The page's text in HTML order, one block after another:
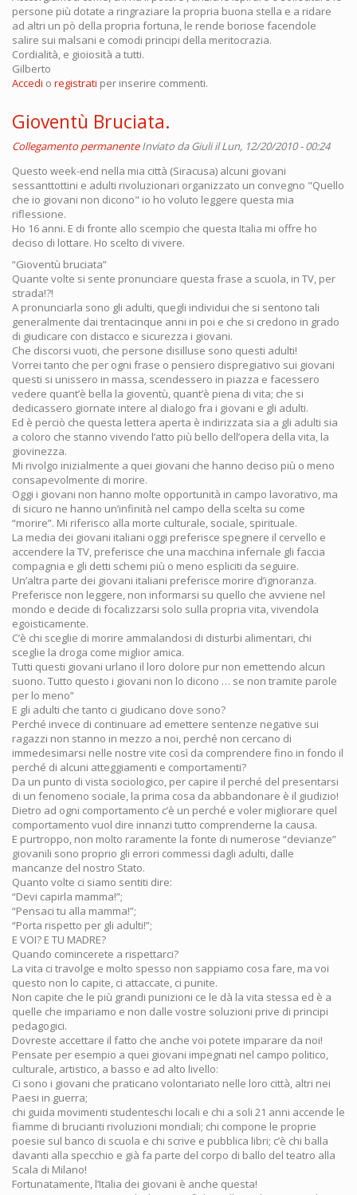
persone più dotate a ringraziare la propria buona stella e a ridare
ad altri un pò della propria fortuna, le rende boriose facendole
salire sui malsani e comodi principi della meritocrazia.
Cordialità, e gioiosità a tutti.
Gilberto
Accedi o registrati per inserire commenti.
Gioventù Bruciata.
Collegamento permanente Inviato daGiuliil Lun, 12/20/2010 - 00:24
Questo week-end nella mia città (Siracusa) alcuni giovani
sessanttottini e adulti rivoluzionari organizzato un convegno "Quello
che io giovani non dicono" io ho voluto leggere questa mia
riflessione.
Ho 16 anni. E di fronte allo scempio che questa Italia mi offre ho
deciso di lottare. Ho scelto di vivere.
“Gioventù bruciata”
Quante volte si sente pronunciare questa frase a scuola, in TV, per
strada!?!
A pronunciarla sono gli adulti, quegli individui che si sentono tali
generalmente dai trentacinque anni in poi e che si credono in grado
di giudicare con distacco e sicurezza i giovani.
Che discorsi vuoti, che persone disilluse sono questi adulti!
Vorrei tanto che per ogni frase o pensiero dispregiativo sui giovani
questi si unissero in massa, scendessero in piazza e facessero
vedere quant’è bella la gioventù, quant’è piena di vita; che si
dedicassero giornate intere al dialogo fra i giovani e gli adulti.
Ed è perciò che questa lettera aperta è indirizzata sia a gli adulti sia
a coloro che stanno vivendo l’atto più bello dell’opera della vita, la
giovinezza.
Mi rivolgo inizialmente a quei giovani che hanno deciso più o meno
consapevolmente di morire.
Oggi i giovani non hanno molte opportunità in campo lavorativo, ma
di sicuro ne hanno un’infinità nel campo della scelta su come
“morire”. Mi riferisco alla morte culturale, sociale, spirituale.
La media dei giovani italiani oggi preferisce spegnere il cervello e
accendere la TV, preferisce che una macchina infernale gli faccia
compagnia e gli detti schemi più o meno espliciti da seguire.
Un’altra parte dei giovani italiani preferisce morire d’ignoranza.
Preferisce non leggere, non informarsi su quello che avviene nel
mondo e decide di focalizzarsi solo sulla propria vita, vivendola
egoisticamente.
C’è chi sceglie di morire ammalandosi di disturbi alimentari, chi
sceglie la droga come miglior amica.
Tutti questi giovani urlano il loro dolore pur non emettendo alcun
suono. Tutto questo i giovani non lo dicono … se non tramite parole
per lo meno”
E gli adulti che tanto ci giudicano dove sono?
Perché invece di continuare ad emettere sentenze negative sui
ragazzi non stanno in mezzo a noi, perché non cercano di
immedesimarsi nelle nostre vite così da comprendere fino in fondo il
perché di alcuni atteggiamenti e comportamenti?
Da un punto di vista sociologico, per capire il perché del presentarsi
di un fenomeno sociale, la prima cosa da abbandonare è il giudizio!
Dietro ad ogni comportamento c’è un perché e voler migliorare quel
comportamento vuol dire innanzi tutto comprenderne la causa.
E purtroppo, non molto raramente la fonte di numerose “devianze”
giovanili sono proprio gli errori commessi dagli adulti, dalle
mancanze del nostro Stato.
Quanto volte ci siamo sentiti dire:
“Devi capirla mamma!”;
“Pensaci tu alla mamma!”;
“Porta rispetto per gli adulti!”;
E VOI? E TU MADRE?
Quando comincerete a rispettarci?
La vita ci travolge e molto spesso non sappiamo cosa fare, ma voi
questo non lo capite, ci attaccate, ci punite.
Non capite che le più grandi punizioni ce le dà la vita stessa ed è a
quelle che impariamo e non dalle vostre soluzioni prive di principi
pedagogici.
Dovreste accettare il fatto che anche voi potete imparare da noi!
Pensate per esempio a quei giovani impegnati nel campo politico,
culturale, artistico, a basso e ad alto livello:
Ci sono i giovani che praticano volontariato nelle loro città, altri nei
Paesi in guerra;
chi guida movimenti studenteschi locali e chi a soli 21 anni accende le
fiamme di brucianti rivoluzioni mondiali; chi compone le proprie
poesie sul banco di scuola e chi scrive e pubblica libri; c’è chi balla
davanti alla specchio e già fa parte del corpo di ballo del teatro alla
Scala di Milano!
Fortunatamente, l’Italia dei giovani è anche questa!